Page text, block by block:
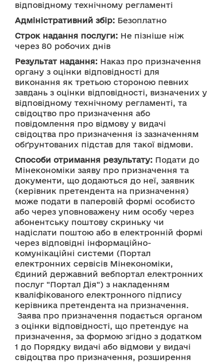
відповідному технічному регламенті
Адміністративний збір: Безоплатно
Строк надання послуги: Не пізніше ніж
через 80 робочих днів
Результат надання: Наказ про призначення
органу з оцінки відповідності для
виконання як третьою стороною певних
завдань з оцінки відповідності, визначених у
відповідному технічному регламенті, та
свідоцтво про призначення або
повідомлення про відмову у видачі
свідоцтва про призначення із зазначенням
обґрунтованих підстав для такої відмови.
Способи отримання результату: Подати до
Мінекономіки заяву про призначення та
документи, що додаються до неї, заявник
(керівник претендента на призначення)
може подати в паперовій формі особисто
або через уповноважену ним особу через
абонентську поштову скриньку чи
надіслати поштою або в електронній формі
через відповідні інформаційно-
комунікаційні системи (Портал
електронних сервісів Мінекономіки,
Єдиний державний вебпортал електронних
послуг "Портал Дія") з накладенням
кваліфікованого електронного підпису
керівника претендента на призначення.
з оцінки відповідності, що претендує на
призначення, за формою згідно з додатком
1 до Порядку видачі або відмови у видачі
свідоцтва про призначення, розширення